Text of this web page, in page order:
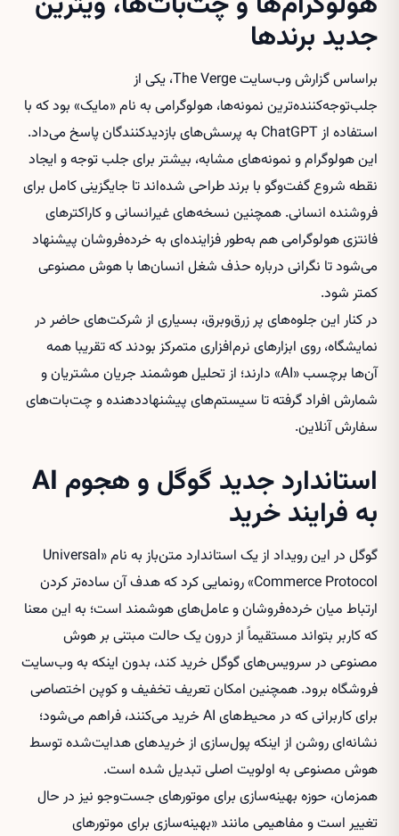
جدید برندها
براساس گزارش وب‌سایت The Verge، یکی از
جلب‌توجه‌کننده‌ترین نمونه‌ها، هولوگرامی به نام «مایک» بود که با
استفاده از ChatGPT به پرسش‌های بازدیدکنندگان پاسخ می‌داد.
این هولوگرام و نمونه‌های مشابه، بیشتر برای جلب توجه و ایجاد
نقطه شروع گفت‌وگو با برند طراحی شده‌اند تا جایگزینی کامل برای
فروشنده انسانی. همچنین نسخه‌های غیرانسانی و کاراکترهای
فانتزی هولوگرامی هم به‌طور فزاینده‌ای به خرده‌فروشان پیشنهاد
می‌شود تا نگرانی درباره حذف شغل انسان‌ها با هوش مصنوعی
کمتر شود.
در کنار این جلوه‌های پر زرق‌وبرق، بسیاری از شرکت‌های حاضر در
نمایشگاه، روی ابزارهای نرم‌افزاری متمرکز بودند که تقریبا همه
آن‌ها برچسب «AI» دارند؛ از تحلیل هوشمند جریان مشتریان و
شمارش افراد گرفته تا سیستم‌های پیشنهاددهنده و چت‌بات‌های
سفارش آنلاین.
استاندارد جدید گوگل و هجوم AI
به فرایند خرید
گوگل در این رویداد از یک استاندارد متن‌باز به نام «Universal
Commerce Protocol» رونمایی کرد که هدف آن ساده‌تر کردن
ارتباط میان خرده‌فروشان و عامل‌های هوشمند است؛ به این معنا
که کاربر بتواند مستقیماً از درون یک حالت مبتنی بر هوش
مصنوعی در سرویس‌های گوگل خرید کند، بدون اینکه به وب‌سایت
فروشگاه برود. همچنین امکان تعریف تخفیف و کوپن اختصاصی
برای کاربرانی که در محیط‌های AI خرید می‌کنند، فراهم می‌شود؛
نشانه‌ای روشن از اینکه پول‌سازی از خریدهای هدایت‌شده توسط
هوش مصنوعی به اولویت اصلی تبدیل شده است.
همزمان، حوزه بهینه‌سازی برای موتورهای جست‌وجو نیز در حال
تغییر است و مفاهیمی مانند «بهینه‌سازی برای موتورهای